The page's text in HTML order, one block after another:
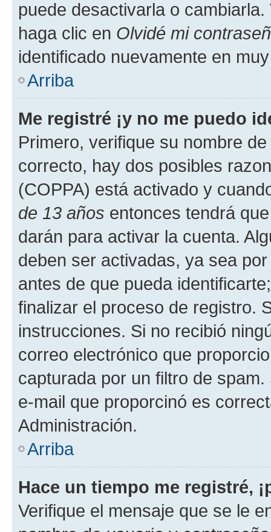
puede desactivarla o
haga clic en Olvidé mi
identificado nuevamente en
Arriba
Me registré ¡y no me puedo
Primero, verifique su nombre
correcto, hay dos posibles
(COPPA) está activado y
de 13 años entonces tendrá
darán para activar la cuenta.
deben ser activadas, ya sea
antes de que pueda
finalizar el proceso de registro.
instrucciones. Si no recibió
correo electrónico que
capturada por un filtro de
e-mail que proporcinó es
Administración.
Arriba
Hace un tiempo me registré,
Verifique el mensaje que se le